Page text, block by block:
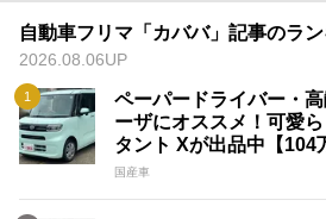
自動車フリマ「カババ」記事のラ
2026.08.06UP
ペーパードライバー・
ーザにオススメ！可愛
タント Xが出品中【104
国産車